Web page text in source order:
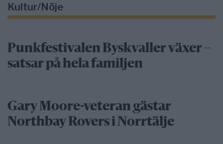
Kultur/Nöje
Punkfestivalen Byskvaller växer –
satsar på hela familjen
Gary Moore-veteran gästar
Northbay Rovers i Norrtälje